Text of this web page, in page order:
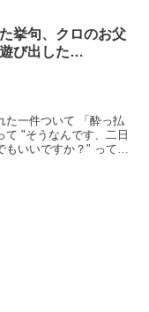
挙句、クロのお父
び出した…
た一件ついて 「酔っ払
て "そうなんです、二日
もいいですか？" って伝